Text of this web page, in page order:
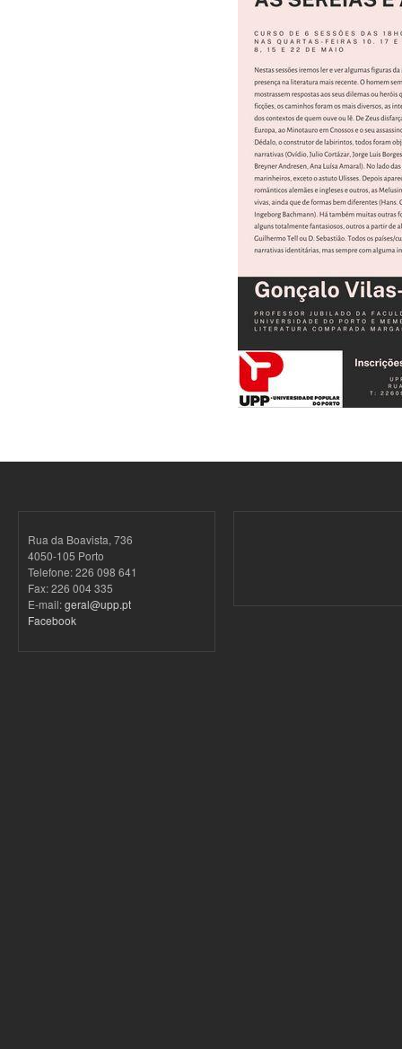
Rua da Boavista, 736
4050-105 Porto
Telefone: 226 098 641
Fax: 226 004 335
E-mail:geral@upp.pt
Facebook